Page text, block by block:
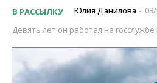
В РАССЫЛКУ Юлия Данилова -
Девять лет он работал на